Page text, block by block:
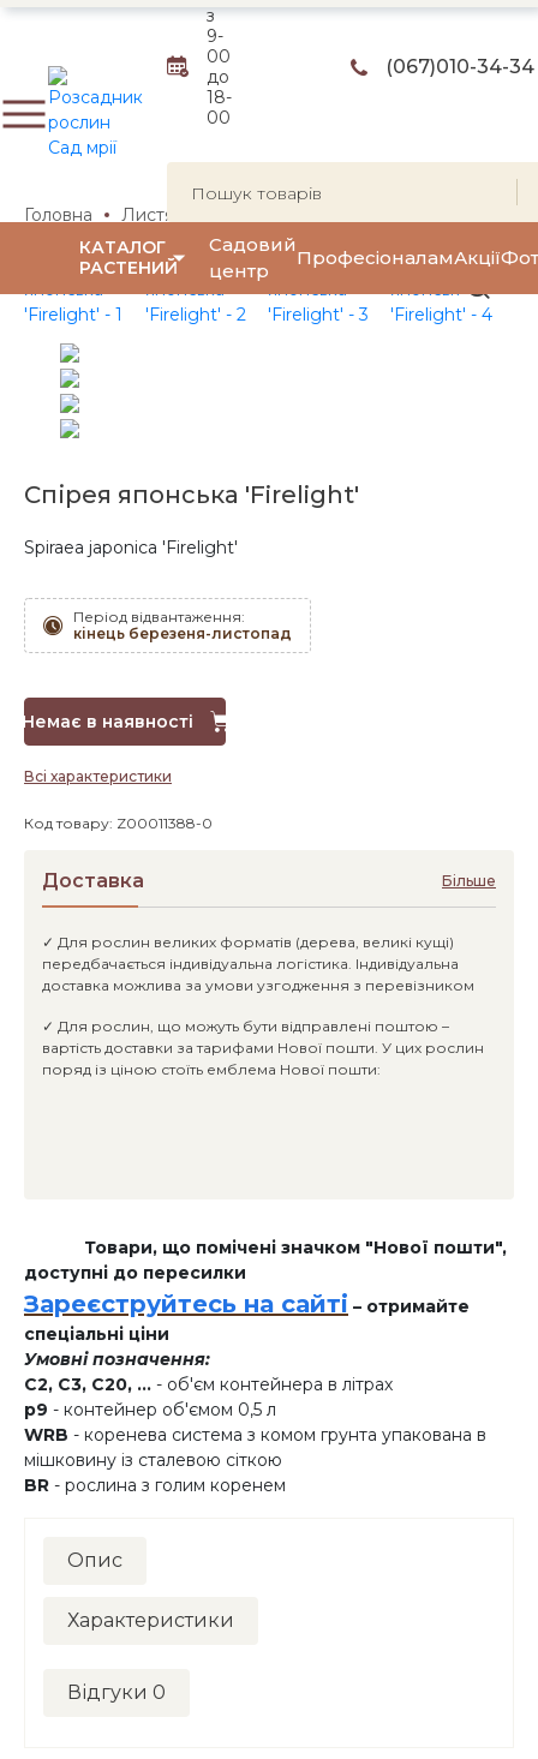
з
9-
00
до
18-
00
(067)010-34-34
КАТАЛОГ
РАСТЕНИЙ
Садовий
центр
ПрофесіоналамАкції
Головна Листяні чагарники
Спірея японська 'Firelight'
Spiraea japonica 'Firelight'
Період відвантаження:
кінець березеня-листопад
Немає в наявності
Всі характеристики
Код товару: Z00011388-0
Доставка Більше
✓ Для рослин великих форматів (дерева, великі кущі)
передбачається індивідуальна логістика. Індивідуальна
доставка можлива за умови узгодження з перевізником
✓ Для рослин, що можуть бути відправлені поштою –
вартість доставки за тарифами Нової пошти. У цих рослин
поряд із ціною стоїть емблема Нової пошти:
Товари, що помічені значком "Нової пошти",
доступні до пересилки
Зареєструйтесь на сайті – отримайте
спеціальні ціни
Умовні позначення:
C2, C3, C20, ... - об'єм контейнера в літрах
p9 - контейнер об'ємом 0,5 л
WRB - коренева система з комом грунта упакована в
мішковину із сталевою сіткою
BR - рослина з голим коренем
Опис
Характеристики
Відгуки 0